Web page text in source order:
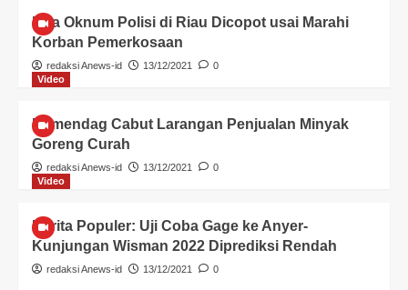
Dua Oknum Polisi di Riau Dicopot usai Marahi
Korban Pemerkosaan
redaksi Anews-id 13/12/2021
0
Video
Kemendag Cabut Larangan Penjualan Minyak
Goreng Curah
redaksi Anews-id 13/12/2021
0
Video
Berita Populer: Uji Coba Gage ke Anyer-
Kunjungan Wisman 2022 Diprediksi Rendah
redaksi Anews-id 13/12/2021 0